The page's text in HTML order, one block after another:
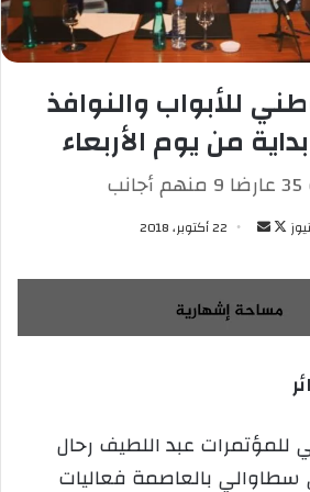
للأبواب والنوافذ
من يوم الأربعاء
ت
ب
ع
ع
س
ل
ب
ا
إ
22 أكتوبر، 2018
للمؤتمرات عبد اللطيف رحال
سطاوالي بالعاصمة فعاليات